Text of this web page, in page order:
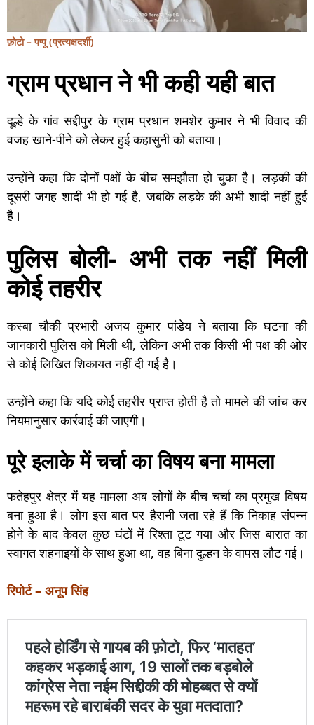
फ़ोटो – पप्पू (प्रत्यक्षदर्शी)
ग्राम प्रधान ने भी कही यही बात
दूल्हे के गांव सद्दीपुर के ग्राम प्रधान शमशेर कुमार ने भी विवाद की
वजह खाने-पीने को लेकर हुई कहासुनी को बताया।
उन्होंने कहा कि दोनों पक्षों के बीच समझौता हो चुका है। लड़की की
दूसरी जगह शादी भी हो गई है, जबकि लड़के की अभी शादी नहीं हुई
है।
पुलिस बोली- अभी तक नहीं मिली
कोई तहरीर
कस्बा चौकी प्रभारी अजय कुमार पांडेय ने बताया कि घटना की
जानकारी पुलिस को मिली थी, लेकिन अभी तक किसी भी पक्ष की ओर
से कोई लिखित शिकायत नहीं दी गई है।
उन्होंने कहा कि यदि कोई तहरीर प्राप्त होती है तो मामले की जांच कर
नियमानुसार कार्रवाई की जाएगी।
पूरे इलाके में चर्चा का विषय बना मामला
फतेहपुर क्षेत्र में यह मामला अब लोगों के बीच चर्चा का प्रमुख विषय
बना हुआ है। लोग इस बात पर हैरानी जता रहे हैं कि निकाह संपन्न
होने के बाद केवल कुछ घंटों में रिश्ता टूट गया और जिस बारात का
स्वागत शहनाइयों के साथ हुआ था, वह बिना दुल्हन के वापस लौट गई।
रिपोर्ट – अनूप सिंह